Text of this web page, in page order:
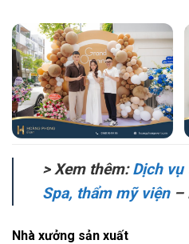
> Xem thêm:Dịch
Spa, thẩm mỹ viện–
Nhà xưởng sản xuất